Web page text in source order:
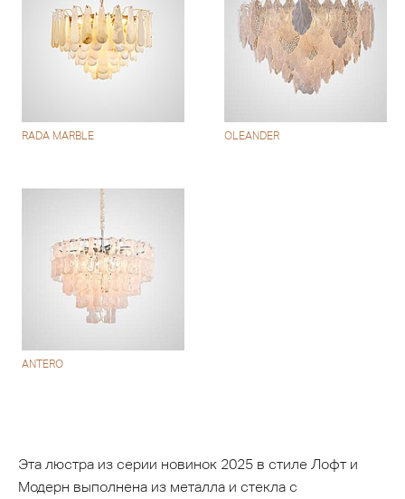
RADA MARBLE OLEANDER
ANTERO
Эта люстра из серии новинок 2025 в стиле Лофт и
Модерн выполнена из металла и стекла с